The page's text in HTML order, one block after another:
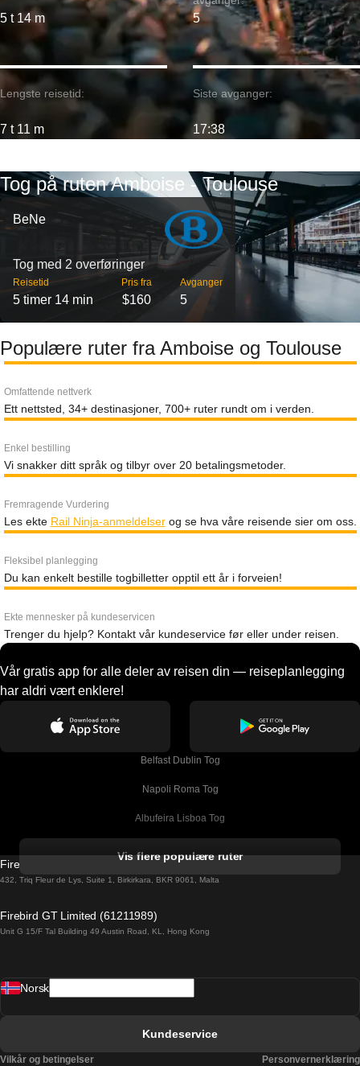
5 t 14 m
Lengste reisetid:
7 t 11 m
5
Siste avganger:
17:38
Tog på ruten Amboise - Toulouse
BeNe
Tog med 2 overføringer
Reisetid
5 timer 14 min
Pris fra
$160
Avganger
5
Populære ruter fra Amboise og Toulouse
Omfattende nettverk
Ett nettsted, 34+ destinasjoner, 700+ ruter rundt om i verden.
Enkel bestilling
Vi snakker ditt språk og tilbyr over 20 betalingsmetoder.
Fremragende Vurdering
Les ekte Rail Ninja-anmeldelserog se hva våre reisende sier om oss.
Fleksibel planlegging
Du kan enkelt bestille togbilletter opptil ett år i forveien!
Ekte mennesker på kundeservicen
Trenger du hjelp? Kontakt vår kundeservice før eller under reisen.
Vår gratis app for alle deler av reisen din — reiseplanlegging
har aldri vært enklere!
Belfast Dublin Tog
Napoli Roma Tog
Albufeira Lisboa Tog
Barcelona Madrid Tog
Barcelona Sevilla Tog
Vis flere populære ruter
Firebird GT Limited (OC 1451)
432, Triq Fleur de Lys, Suite 1, Birkirkara, BKR 9061, Malta
Firebird GT Limited (61211989)
Unit G 15/F Tal Building 49 Austin Road, KL, Hong Kong
Norsk
Kundeservice
Vilkår og betingelser Personvernerklæring